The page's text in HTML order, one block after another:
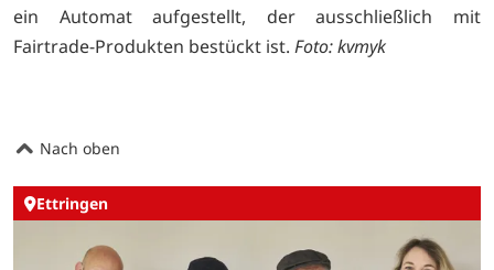
ein Automat aufgestellt, der ausschließlich mit
Fairtrade-Produkten bestückt ist. Foto: kvmyk
Nach oben
Ettringen